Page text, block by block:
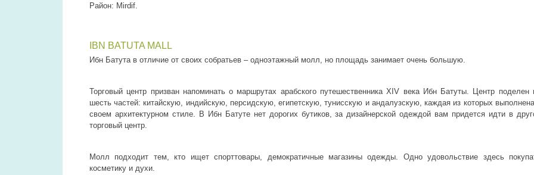
Район: Mirdif.
IBN BATUTA MALL
Ибн Батута в отличие от своих собратьев – одноэтажный молл, но площадь занимает очень большую.
Торговый центр призван напоминать о маршрутах арабского путешественника XIV века Ибн Батуты. Центр поделен
шесть частей: китайскую, индийскую, персидскую, египетскую, тунисскую и андалузскую, каждая из которых
своем архитектурном стиле. В Ибн Батуте нет дорогих бутиков, за дизайнерской одеждой вам придется идти в
торговый центр.
Молл подходит тем, кто ищет спорттовары, демократичные магазины одежды. Одно удовольствие здесь
косметику и духи.